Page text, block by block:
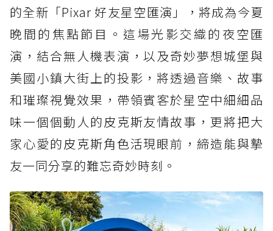
的全新「Pixar 好友星空匯演」，將成為今夏
晚間的焦點節目。這場光影交織的夜空匯
演，結合無人機表演，以及奇妙夢想城堡與
美國小鎮大街上的投影，將透過音樂、故事
和璀璨視覺效果，帶領賓客於星空中細細品
味一個個動人的皮克斯友情故事，更將把大
家心愛的皮克斯角色活現眼前，締造能與摯
友一同分享的難忘奇妙時刻。